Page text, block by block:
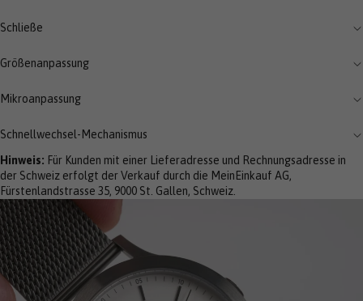
Schließe
Größenanpassung
Mikroanpassung
Schnellwechsel-Mechanismus
Hinweis: Für Kunden mit einer Lieferadresse und Rechnungsadresse in
der Schweiz erfolgt der Verkauf durch die MeinEinkauf AG,
Fürstenlandstrasse 35, 9000 St. Gallen, Schweiz.